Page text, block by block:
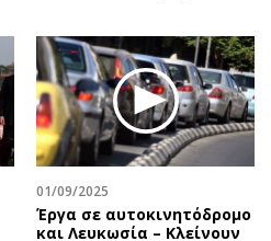
01/09/2025
Έργα σε αυτοκινητόδρομο
και Λευκωσία – Κλείνουν